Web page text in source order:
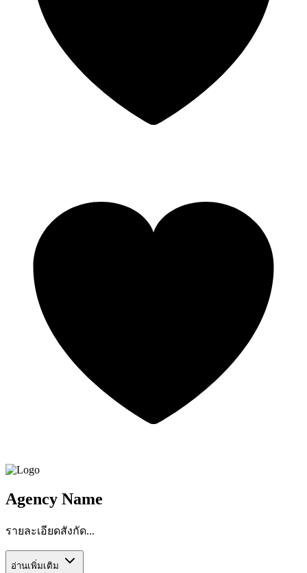
Agency Name
รายละเอียดสังกัด...
อ่านเพิ่มเติม